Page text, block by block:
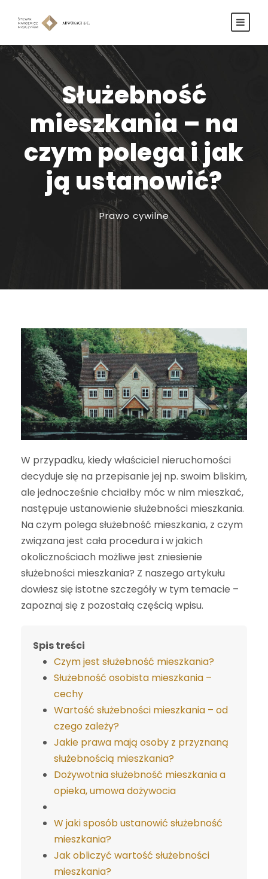
Służebność
mieszkania – na
czym polega i jak
ją ustanowić?
Prawo cywilne
W przypadku, kiedy właściciel nieruchomości
decyduje się na przepisanie jej np. swoim bliskim,
ale jednocześnie chciałby móc w nim mieszkać,
następuje ustanowienie służebności mieszkania.
Na czym polega służebność mieszkania, z czym
związana jest cała procedura i w jakich
okolicznościach możliwe jest zniesienie
służebności mieszkania? Z naszego artykułu
dowiesz się istotne szczegóły w tym temacie –
zapoznaj się z pozostałą częścią wpisu.
Spis treści
Czym jest służebność mieszkania?
Służebność osobista mieszkania –
cechy
Wartość służebności mieszkania – od
czego zależy?
Jakie prawa mają osoby z przyznaną
służebnością mieszkania?
Dożywotnia służebność mieszkania a
opieka, umowa dożywocia
W jaki sposób ustanowić służebność
mieszkania?
Jak obliczyć wartość służebności
mieszkania?